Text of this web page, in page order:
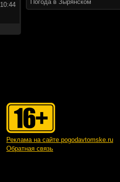
10:44
Погода в Зырянском
Реклама на сайте pogodavtomske.ru
Обратная связь